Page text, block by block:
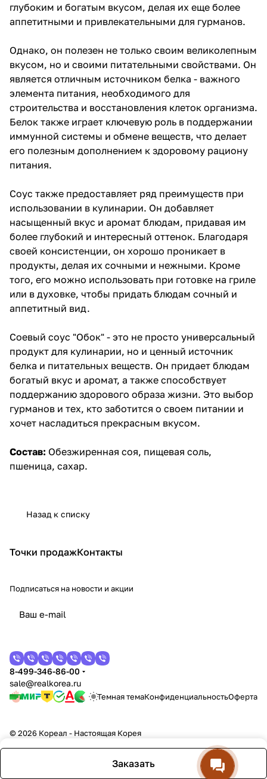
глубоким и богатым вкусом, делая их еще более
аппетитными и привлекательными для гурманов.
Однако, он полезен не только своим великолепным
вкусом, но и своими питательными свойствами. Он
является отличным источником белка - важного
элемента питания, необходимого для
строительства и восстановления клеток организма.
Белок также играет ключевую роль в поддержании
иммунной системы и обмене веществ, что делает
его полезным дополнением к здоровому рациону
питания.
Соус также предоставляет ряд преимуществ при
использовании в кулинарии. Он добавляет
насыщенный вкус и аромат блюдам, придавая им
более глубокий и интересный оттенок. Благодаря
своей консистенции, он хорошо проникает в
продукты, делая их сочными и нежными. Кроме
того, его можно использовать при готовке на гриле
или в духовке, чтобы придать блюдам сочный и
аппетитный вид.
Соевый соус "Обок" - это не просто универсальный
продукт для кулинарии, но и ценный источник
белка и питательных веществ. Он придает блюдам
богатый вкус и аромат, а также способствует
поддержанию здорового образа жизни. Это выбор
гурманов и тех, кто заботится о своем питании и
хочет насладиться прекрасным вкусом.
Состав: Обезжиренная соя, пищевая соль,
пшеница, сахар.
Назад к списку
Заказать
Точки продажКонтакты
Подписаться на новости и акции
8-499-346-86-00
sale@realkorea.ru
Темная темаКонфиденциальностьОферта
© 2026 Кореал - Настоящая Корея